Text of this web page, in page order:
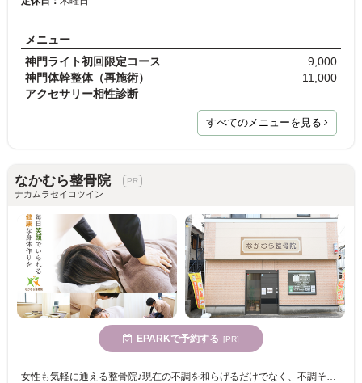
メニュー
神門ライト初回限定コース
9,000
神門体幹整体（再施術）
11,000
アクセサリー相性診断
すべてのメニューを見る
なかむら整骨院
ナカムラセイコツイン
EPARKで予約する [PR]
女性も気軽に通える整骨院♪現在の不調を和らげるだけでなく、不調そのものが生じにくい身体へ!【津久井浜駅から徒歩2分の好立地】